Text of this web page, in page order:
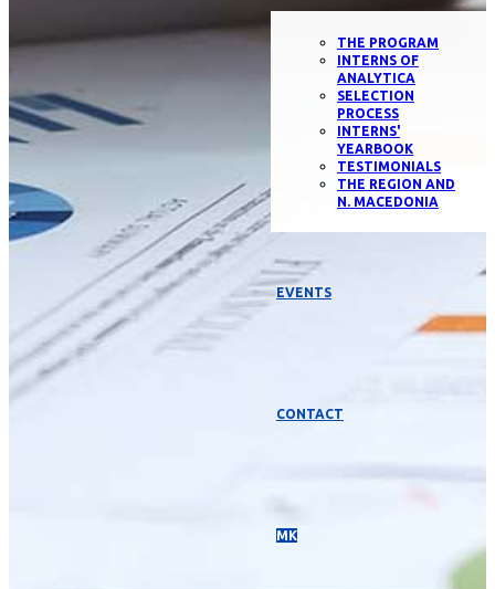
THE PROGRAM
INTERNS OF
ANALYTICA
SELECTION
PROCESS
INTERNS'
YEARBOOK
TESTIMONIALS
THE REGION AND
N. MACEDONIA
EVENTS
CONTACT
МК